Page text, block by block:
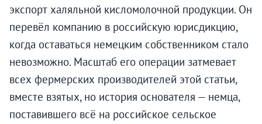
экспорт халяльной кисломолочной продукции. Он
перевёл компанию в российскую юрисдикцию,
когда оставаться немецким собственником стало
невозможно. Масштаб его операции затмевает
всех фермерских производителей этой статьи,
вместе взятых, но история основателя — немца,
поставившего всё на российское сельское